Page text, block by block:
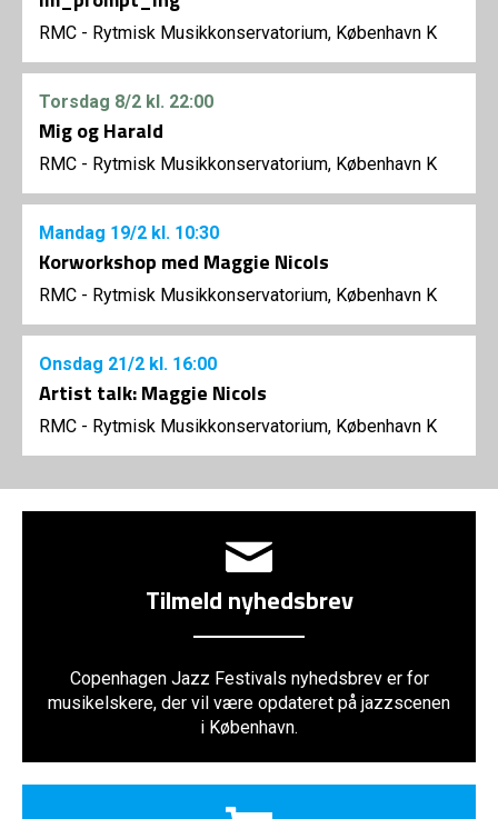
RMC - Rytmisk Musikkonservatorium, København K
Torsdag 8/2 kl. 22:00
Mig og Harald
RMC - Rytmisk Musikkonservatorium, København K
Mandag 19/2 kl. 10:30
Korworkshop med Maggie Nicols
RMC - Rytmisk Musikkonservatorium, København K
Onsdag 21/2 kl. 16:00
Artist talk: Maggie Nicols
RMC - Rytmisk Musikkonservatorium, København K
Tilmeld nyhedsbrev
Copenhagen Jazz Festivals nyhedsbrev er for
musikelskere, der vil være opdateret på jazzscenen
i København.